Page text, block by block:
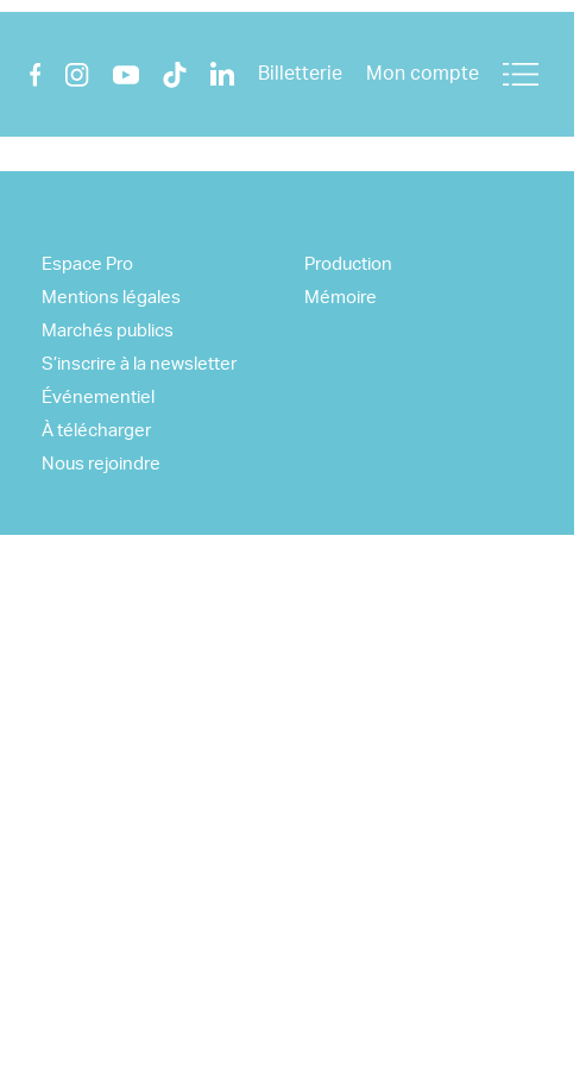
Billetterie Mon compte
Espace Pro
Mentions légales
Marchés publics
S’inscrire à la newsletter
Événementiel
À télécharger
Nous rejoindre
Production
Mémoire